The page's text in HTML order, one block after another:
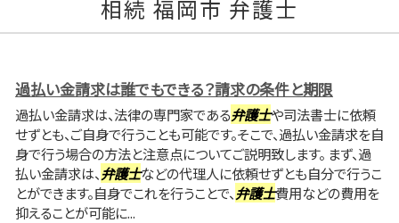
相続 福岡市 弁護士
過払い金請求は誰でもできる？請求の条件と期限
過払い金請求は、法律の専門家である弁護士や司法書士に依頼
せずとも、ご自身で行うことも可能です。そこで、過払い金請求を自
身で行う場合の方法と注意点についてご説明致します。 まず、過
払い金請求は、 弁護士などの代理人に依頼せずとも自分で行うこ
とができます。自身でこれを行うことで、 弁護士費用などの費用を
抑えることが可能に...